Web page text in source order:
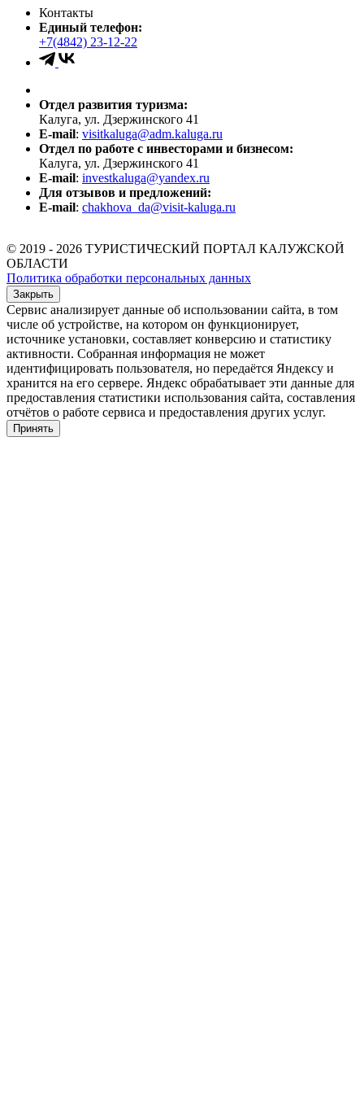
Контакты
Единый телефон:
+7(4842) 23-12-22
Отдел развития туризма:
Калуга, ул. Дзержинского 41
E-mail: visitkaluga@adm.kaluga.ru
Отдел по работе с инвесторами и бизнесом:
Калуга, ул. Дзержинского 41
E-mail: investkaluga@yandex.ru
Для отзывов и предложений:
E-mail: chakhova_da@visit-kaluga.ru
© 2019 - 2026 ТУРИСТИЧЕСКИЙ ПОРТАЛ КАЛУЖСКОЙ
ОБЛАСТИ
Политика обработки персональных данных
Закрыть
Сервис анализирует данные об использовании сайта, в том
числе об устройстве, на котором он функционирует,
источнике установки, составляет конверсию и статистику
активности. Собранная информация не может
идентифицировать пользователя, но передаётся Яндексу и
хранится на его сервере. Яндекс обрабатывает эти данные для
предоставления статистики использования сайта, составления
отчётов о работе сервиса и предоставления других услуг.
Принять